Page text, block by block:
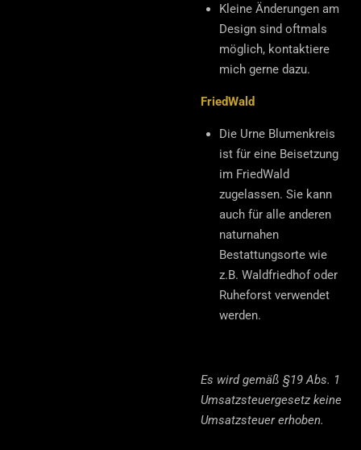
Kleine Änderungen am
Design sind oftmals
möglich, kontaktiere
mich gerne dazu.
FriedWald
Die Urne Blumenkreis
ist für eine Beisetzung
im FriedWald
zugelassen. Sie kann
auch für alle anderen
naturnahen
Bestattungsorte wie
z.B. Waldfriedhof oder
Ruheforst verwendet
werden.
Es wird gemäß §19 Abs. 1
Umsatzsteuergesetz keine
Umsatzsteuer erhoben.